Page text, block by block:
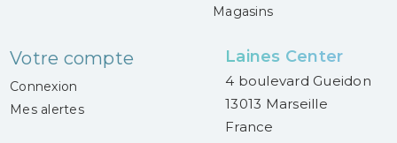
Magasins
Votre compte
Connexion
Mes alertes
Laines Center
4 boulevard Gueidon
13013 Marseille
France